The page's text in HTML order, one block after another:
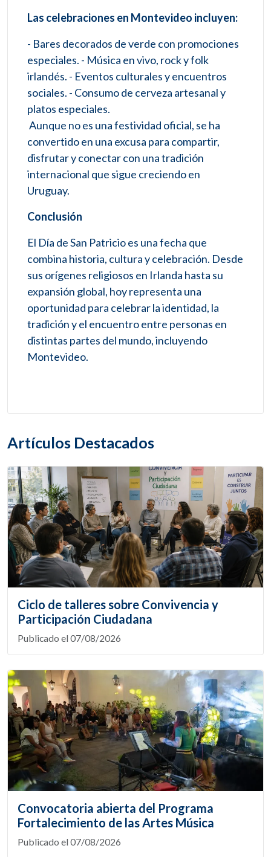
Las celebraciones en Montevideo incluyen:
- Bares decorados de verde con promociones
especiales. - Música en vivo, rock y folk
irlandés. - Eventos culturales y encuentros
sociales. - Consumo de cerveza artesanal y
platos especiales.
Aunque no es una festividad oficial, se ha
convertido en una excusa para compartir,
disfrutar y conectar con una tradición
internacional que sigue creciendo en
Uruguay.
Conclusión
El Día de San Patricio es una fecha que
combina historia, cultura y celebración. Desde
sus orígenes religiosos en Irlanda hasta su
expansión global, hoy representa una
oportunidad para celebrar la identidad, la
tradición y el encuentro entre personas en
distintas partes del mundo, incluyendo
Montevideo.
Artículos Destacados
Ciclo de talleres sobre Convivencia y
Participación Ciudadana
Publicado el 07/08/2026
Convocatoria abierta del Programa
Fortalecimiento de las Artes Música
Publicado el 07/08/2026